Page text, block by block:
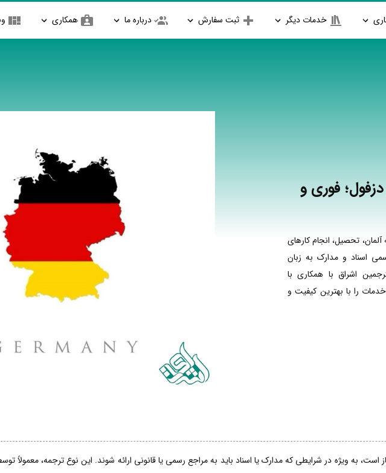
خدمات دیگر ثبت سفارش درباره ما همکاری
فوری و
تحصیل، انجام کارهای
اسناد و مدارک به زبان
اشراق با همکاری با
را با بهترین کیفیت و
است، به ویژه در شرایطی که مدارک یا اسناد باید به مراجع رسمی یا قانونی ارائه شوند. این نوع ترجمه، معمولاً